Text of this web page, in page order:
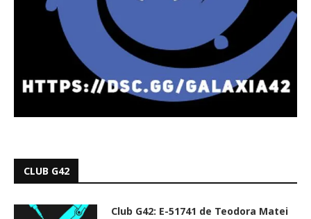
CLUB G42
Club G42: E-51741 de Teodora Matei